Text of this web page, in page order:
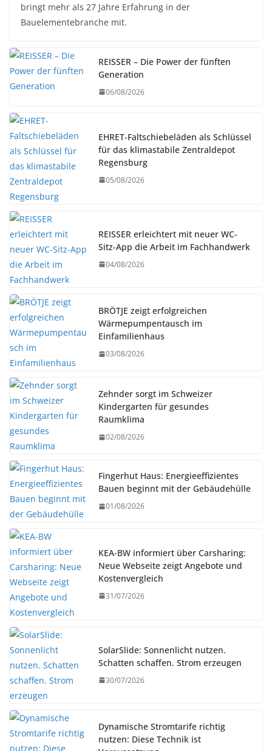
bringt mehr als 27 Jahre Erfahrung in der
Bauelementebranche mit.
REISSER – Die Power der fünften
Generation
06/08/2026
EHRET-Faltschiebeläden als Schlüssel
für das klimastabile Zentraldepot
Regensburg
05/08/2026
REISSER erleichtert mit neuer WC-
Sitz-App die Arbeit im Fachhandwerk
04/08/2026
BRÖTJE zeigt erfolgreichen
Wärmepumpentausch im
Einfamilienhaus
03/08/2026
Zehnder sorgt im Schweizer
Kindergarten für gesundes
Raumklima
02/08/2026
Fingerhut Haus: Energieeffizientes
Bauen beginnt mit der Gebäudehülle
01/08/2026
KEA-BW informiert über Carsharing:
Neue Webseite zeigt Angebote und
Kostenvergleich
31/07/2026
SolarSlide: Sonnenlicht nutzen.
Schatten schaffen. Strom erzeugen
30/07/2026
Dynamische Stromtarife richtig
nutzen: Diese Technik ist